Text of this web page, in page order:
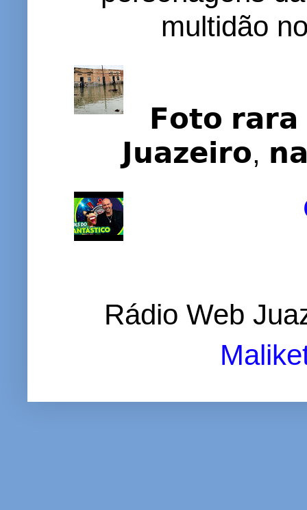
multidão
𝗙𝗼𝘁𝗼
𝗝𝘂𝗮𝘇𝗲𝗶𝗿𝗼,
Rádio Web